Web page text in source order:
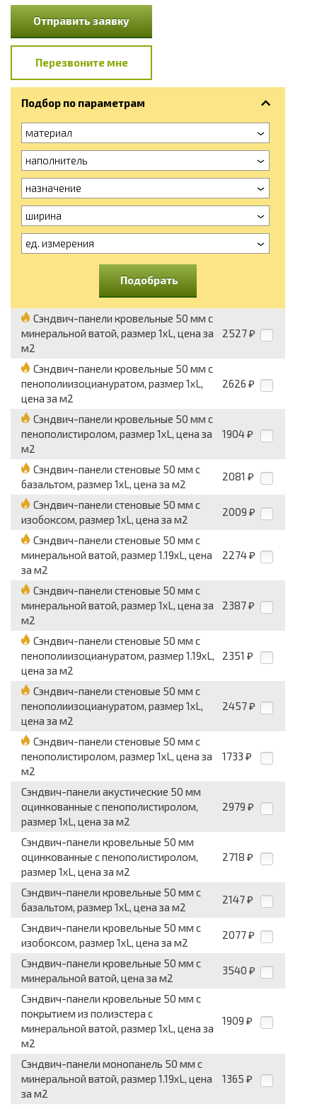
Отправить заявку
Перезвоните мне
Подбор по параметрам
материал
наполнитель
назначение
ширина
ед. измерения
Подобрать
Сэндвич-панели кровельные 50 мм с
минеральной ватой, размер 1хL, цена за
м2
2527 ₽
Сэндвич-панели кровельные 50 мм с
пенополиизоциануратом, размер 1хL,
цена за м2
2626 ₽
Сэндвич-панели кровельные 50 мм с
пенополистиролом, размер 1хL, цена за
м2
1904 ₽
Сэндвич-панели стеновые 50 мм с
базальтом, размер 1хL, цена за м2
2081 ₽
Сэндвич-панели стеновые 50 мм с
изобоксом, размер 1хL, цена за м2
2009 ₽
Сэндвич-панели стеновые 50 мм с
минеральной ватой, размер 1.19хL, цена
за м2
2274 ₽
Сэндвич-панели стеновые 50 мм с
минеральной ватой, размер 1хL, цена за
м2
2387 ₽
Сэндвич-панели стеновые 50 мм с
пенополиизоциануратом, размер 1.19хL,
цена за м2
2351 ₽
Сэндвич-панели стеновые 50 мм с
пенополиизоциануратом, размер 1хL,
цена за м2
2457 ₽
Сэндвич-панели стеновые 50 мм с
пенополистиролом, размер 1хL, цена за
м2
1733 ₽
Сэндвич-панели акустические 50 мм
оцинкованные с пенополистиролом,
размер 1хL, цена за м2
2979 ₽
Сэндвич-панели кровельные 50 мм
оцинкованные с пенополистиролом,
размер 1хL, цена за м2
2718 ₽
Сэндвич-панели кровельные 50 мм с
базальтом, размер 1хL, цена за м2
2147 ₽
Сэндвич-панели кровельные 50 мм с
изобоксом, размер 1хL, цена за м2
2077 ₽
Сэндвич-панели кровельные 50 мм с
минеральной ватой, цена за м2
3540 ₽
Сэндвич-панели кровельные 50 мм с
покрытием из полиэстера с
минеральной ватой, размер 1хL, цена за
м2
1909 ₽
Сэндвич-панели монопанель 50 мм с
минеральной ватой, размер 1.19хL, цена
за м2
1365 ₽